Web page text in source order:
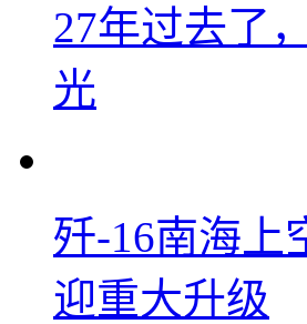
27年过去了
光
歼-16南海上
迎重大升级